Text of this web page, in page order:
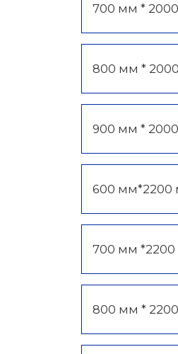
700 мм *
800 мм *
900 мм *
600 мм*2200
700 мм
800 мм *